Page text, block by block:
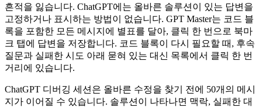
흔적을 잃습니다. ChatGPT에는 올바른 솔루션이 있는 답변을
고정하거나 표시하는 방법이 없습니다. GPT Master는 코드 블
록을 포함한 모든 메시지에 별표를 달아, 클릭 한 번으로 북마
크 탭에 답변을 저장합니다. 코드 블록이 다시 필요할 때, 후속
질문과 실패한 시도 아래 묻혀 있는 대신 목록에서 클릭 한 번
거리에 있습니다.
ChatGPT 디버깅 세션은 올바른 수정을 찾기 전에 50개의 메시
지가 이어질 수 있습니다. 솔루션이 나타나면 맥락, 실패한 대